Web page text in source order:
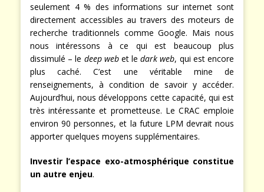
seulement 4 % des informations sur internet sont
directement accessibles au travers des moteurs de
recherche traditionnels comme Google. Mais nous
nous intéressons à ce qui est beaucoup plus
dissimulé – le deep webet ledark web, qui est encore
plus caché. C’est une véritable mine de
renseignements, à condition de savoir y accéder.
Aujourd’hui, nous développons cette capacité, qui est
très intéressante et prometteuse. Le CRAC emploie
environ 90 personnes, et la future LPM devrait nous
apporter quelques moyens supplémentaires.
Investir l’espace exo-atmosphérique constitue
un autre enjeu.